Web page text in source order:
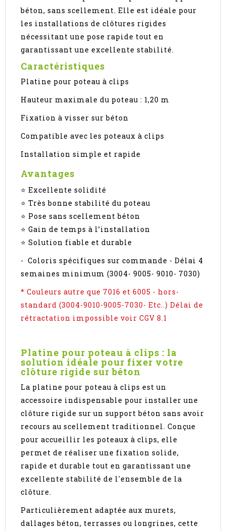
béton, sans scellement. Elle est idéale pour
les installations de clôtures rigides
nécessitant une pose rapide tout en
garantissant une excellente stabilité.
Caractéristiques
Platine pour poteau à clips
Hauteur maximale du poteau : 1,20 m
Fixation à visser sur béton
Compatible avec les poteaux à clips
Installation simple et rapide
Avantages
⭐ Excellente solidité
⭐ Très bonne stabilité du poteau
⭐ Pose sans scellement béton
⭐ Gain de temps à l’installation
⭐ Solution fiable et durable
- Coloris spécifiques sur commande - Délai 4
semaines minimum (3004- 9005- 9010- 7030)
* Couleurs autre que 7016 et 6005 - hors-
standard (3004-9010-9005-7030- Etc..) Délai de
rétractation impossible voir CGV 8.1
Platine pour poteau à clips : la
solution idéale pour fixer votre
clôture rigide sur béton
La platine pour poteau à clips est un
accessoire indispensable pour installer une
clôture rigide sur un support béton sans avoir
recours au scellement traditionnel. Conçue
pour accueillir les poteaux à clips, elle
permet de réaliser une fixation solide,
rapide et durable tout en garantissant une
excellente stabilité de l'ensemble de la
clôture.
Particulièrement adaptée aux murets,
dallages béton, terrasses ou longrines, cette